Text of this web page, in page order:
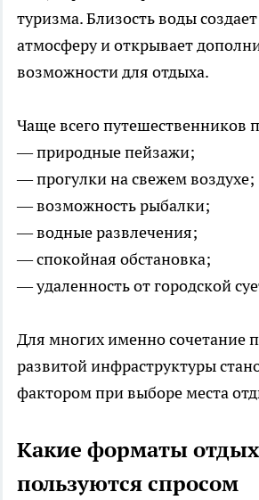
туризма. Близость воды
атмосферу и открывает
возможности для отдыха.
Чаще всего путешественников
— природные пейзажи;
— прогулки на свежем воздухе;
— возможность рыбалки;
— водные развлечения;
— спокойная обстановка;
— удаленность от городской
Для многих именно сочетание
развитой инфраструктуры
фактором при выборе места
Какие форматы
пользуются спросом